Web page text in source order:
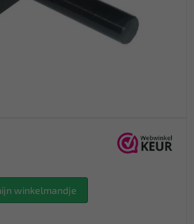
winkelmandje